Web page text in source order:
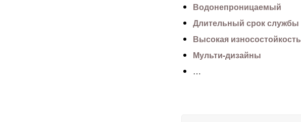
Водонепроницаемый
Длительный срок службы
Высокая износостойкость
Мульти-дизайны
…